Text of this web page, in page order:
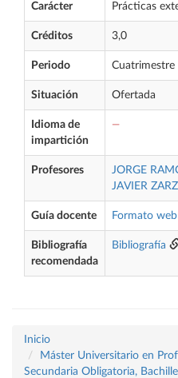
Carácter Prácticas
Créditos 3,0
Periodo Cuatrimestre
Situación Ofertada
Idioma de
impartición
—
Profesores JORGE
JAVIER
Guía docente Formato web
Bibliografía
recomendada
Bibliografía
Inicio
Máster Universitario en
Secundaria Obligatoria,